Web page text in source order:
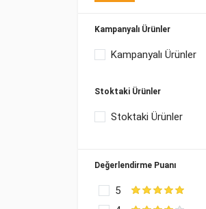
Kampanyalı Ürünler
Kampanyalı Ürünler
Stoktaki Ürünler
Stoktaki Ürünler
Değerlendirme Puanı
5